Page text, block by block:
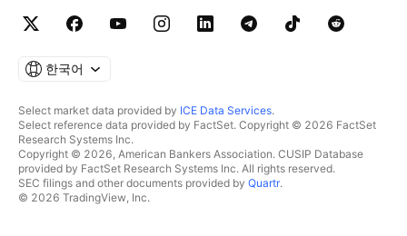
한국어
Select market data provided by ICE Data Services.
Select reference data provided by FactSet. Copyright © 2026 FactSet
Research Systems Inc.
Copyright © 2026, American Bankers Association. CUSIP Database
provided by FactSet Research Systems Inc. All rights reserved.
SEC filings and other documents provided by Quartr.
© 2026 TradingView, Inc.